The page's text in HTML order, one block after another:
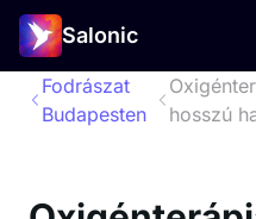
Salonic
Fodrászat
Budapesten
hosszú